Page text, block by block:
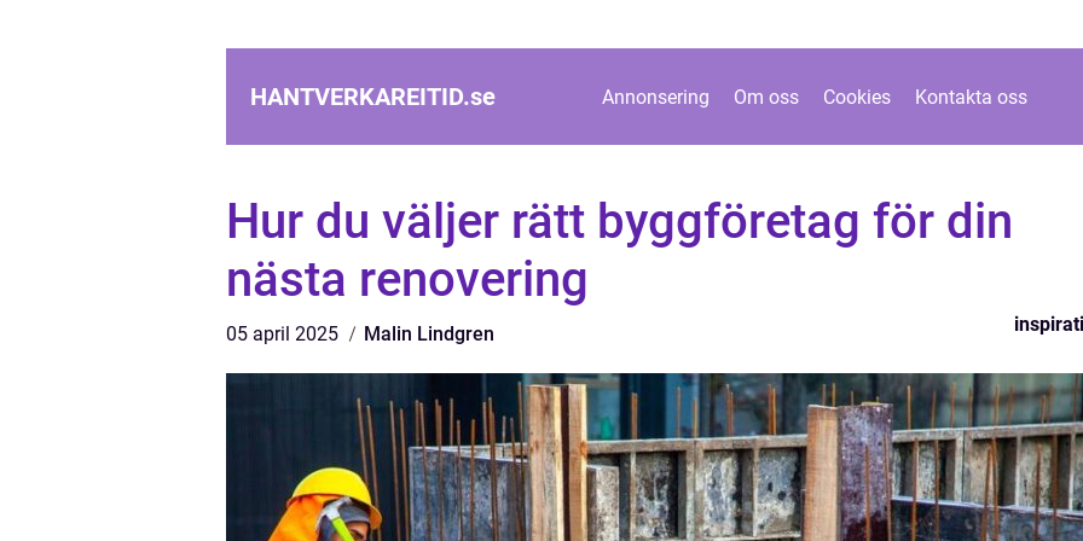
HANTVERKAREITID.se Annonsering Om oss Cookies Kontakta oss
Hur du väljer rätt byggföretag för din
nästa renovering
05 april 2025 Malin Lindgren